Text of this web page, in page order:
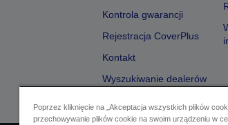
Kontrola gwarancji
Rejestracja CoverPlus
Kontakt
Wyszukiwanie dealerów
Poprzez kliknięcie na „Akceptacja wszystkich plików
przechowywanie plików cookie na swoim urządzeniu w